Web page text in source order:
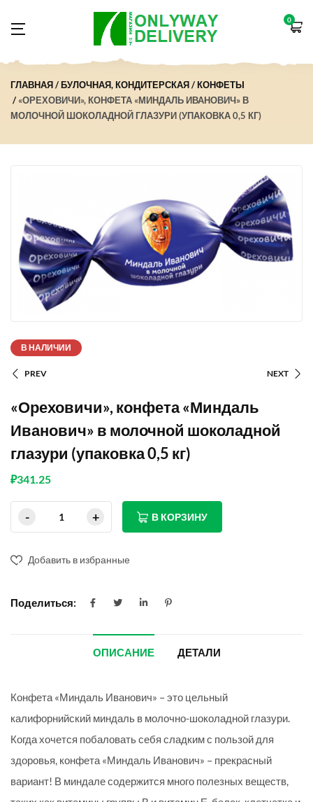
0
ГЛАВНАЯ БУЛОЧНАЯ, КОНДИТЕРСКАЯ
КОНФЕТЫ
«ОРЕХОВИЧИ», КОНФЕТА «МИНДАЛЬ ИВАНОВИЧ» В
МОЛОЧНОЙ ШОКОЛАДНОЙ ГЛАЗУРИ (УПАКОВКА 0,5 КГ)
В НАЛИЧИИ
PREV NEXT
«Ореховичи», конфета «Миндаль
Иванович» в молочной шоколадной
глазури (упаковка 0,5 кг)
₽341.25
В КОРЗИНУ
Добавить в избранные
Поделиться:
ОПИСАНИЕ ДЕТАЛИ
Конфета «Миндаль Иванович» – это цельный
калифорнийский миндаль в молочно-шоколадной глазури.
Когда хочется побаловать себя сладким с пользой для
здоровья, конфета «Миндаль Иванович» – прекрасный
вариант! В миндале содержится много полезных веществ,